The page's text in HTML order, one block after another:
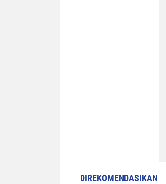
DIREKOMENDASIKAN